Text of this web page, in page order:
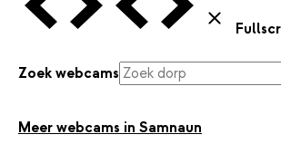
Sluiten
Zoek webcams
Meer webcams in Samnaun